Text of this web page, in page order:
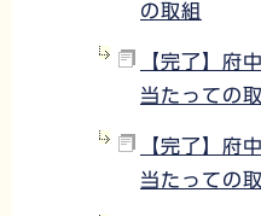
の取組
【完了】府
当たっての
【完了】府
当たっての